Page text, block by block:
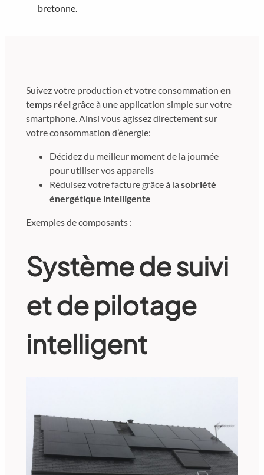
bretonne.
Suivez votre production et votre consommation en
temps réelgrâce à une application simple sur votre
smartphone. Ainsi vous agissez directement sur
votre consommation d’énergie:
Décidez du meilleur moment de la journée
pour utiliser vos appareils
Réduisez votre facture grâce à la sobriété
énergétique intelligente
Exemples de composants :
Système de suivi
et de pilotage
intelligent